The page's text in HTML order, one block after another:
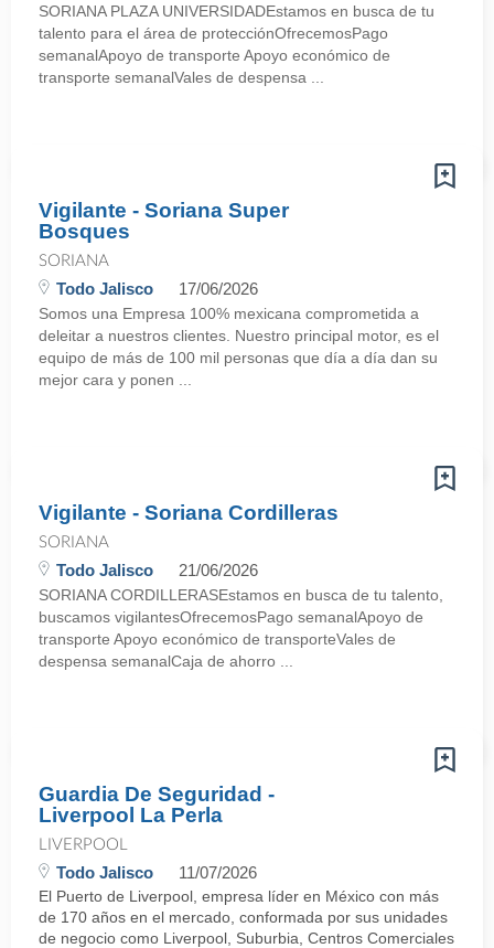
SORIANA PLAZA UNIVERSIDADEstamos en busca de tu
talento para el área de protecciónOfrecemosPago
semanalApoyo de transporte Apoyo económico de
transporte semanalVales de despensa ...
Vigilante - Soriana Super
Bosques
SORIANA
Todo Jalisco 17/06/2026
Somos una Empresa 100% mexicana comprometida a
deleitar a nuestros clientes. Nuestro principal motor, es el
equipo de más de 100 mil personas que día a día dan su
mejor cara y ponen ...
Vigilante - Soriana Cordilleras
SORIANA
Todo Jalisco 21/06/2026
SORIANA CORDILLERASEstamos en busca de tu talento,
buscamos vigilantesOfrecemosPago semanalApoyo de
transporte Apoyo económico de transporteVales de
despensa semanalCaja de ahorro ...
Guardia De Seguridad -
Liverpool La Perla
LIVERPOOL
Todo Jalisco 11/07/2026
El Puerto de Liverpool, empresa líder en México con más
de 170 años en el mercado, conformada por sus unidades
de negocio como Liverpool, Suburbia, Centros Comerciales